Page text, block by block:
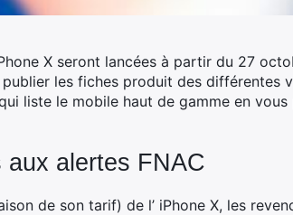
X seront lancées à partir du 27
les fiches produit des différentes
liste le mobile haut de gamme en
alertes FNAC
de son tarif) de l’ iPhone X, les